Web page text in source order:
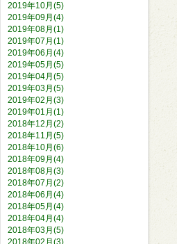
2019年10月(5)
2019年09月(4)
2019年08月(1)
2019年07月(1)
2019年06月(4)
2019年05月(5)
2019年04月(5)
2019年03月(5)
2019年02月(3)
2019年01月(1)
2018年12月(2)
2018年11月(5)
2018年10月(6)
2018年09月(4)
2018年08月(3)
2018年07月(2)
2018年06月(4)
2018年05月(4)
2018年04月(4)
2018年03月(5)
2018年02月(3)